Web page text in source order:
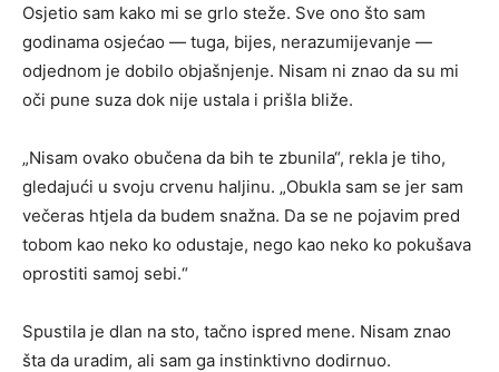
Osjetio sam kako mi se grlo steže. Sve ono što sam
godinama osjećao — tuga, bijes, nerazumijevanje —
odjednom je dobilo objašnjenje. Nisam ni znao da su mi
oči pune suza dok nije ustala i prišla bliže.
„Nisam ovako obučena da bih te zbunila“, rekla je tiho,
gledajući u svoju crvenu haljinu. „Obukla sam se jer sam
večeras htjela da budem snažna. Da se ne pojavim pred
tobom kao neko ko odustaje, nego kao neko ko pokušava
oprostiti samoj sebi.“
Spustila je dlan na sto, tačno ispred mene. Nisam znao
šta da uradim, ali sam ga instinktivno dodirnuo.